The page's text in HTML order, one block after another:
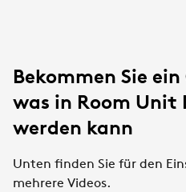
Bekommen Sie
was in Room Unit
werden kann
Unten finden Sie für den
mehrere Videos.